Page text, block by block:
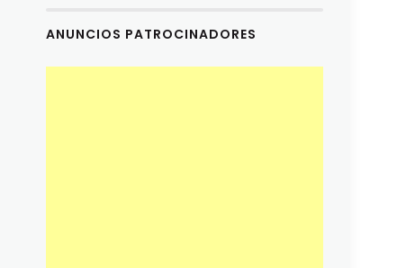
ANUNCIOS PATROCINADORES